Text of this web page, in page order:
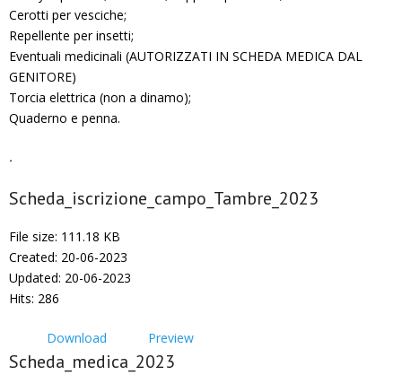
Cerotti per vesciche;
Repellente per insetti;
Eventuali medicinali (AUTORIZZATI IN SCHEDA MEDICA DAL
GENITORE)
Torcia elettrica (non a dinamo);
Quaderno e penna.
.
Scheda_iscrizione_campo_Tambre_2023
File size: 111.18 KB
Created: 20-06-2023
Updated: 20-06-2023
Hits: 286
Download Preview
Scheda_medica_2023